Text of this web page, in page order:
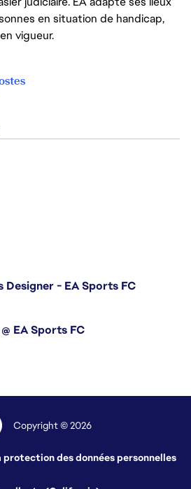
en situation de handicap,
vigueur.
Designer - EA Sports FC
EA Sports FC
Copyright © 2026
des données personnelles